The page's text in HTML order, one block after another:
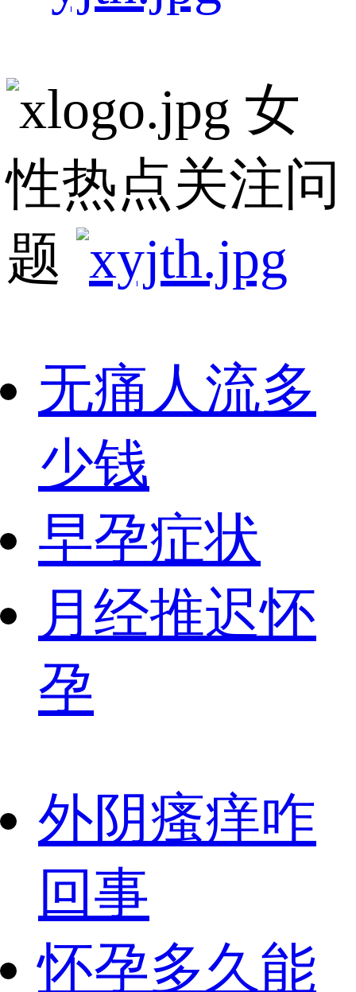
女
性热点关注问
题
无痛人流多
少钱
早孕症状
月经推迟怀
孕
外阴瘙痒咋
回事
怀孕多久能